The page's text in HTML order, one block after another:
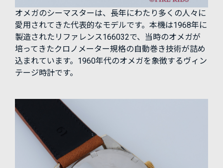
オメガのシーマスターは、長年にわたり多くの人々に
愛用されてきた代表的なモデルです。本機は1968年に
製造されたリファレンス166032で、当時のオメガが
培ってきたクロノメーター規格の自動巻き技術が詰め
込まれています。1960年代のオメガを象徴するヴィン
テージ時計です。